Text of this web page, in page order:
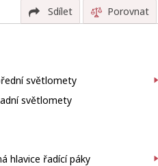
Porovnat
Sdílet
světlomety
světlomety
hlavice řadící páky